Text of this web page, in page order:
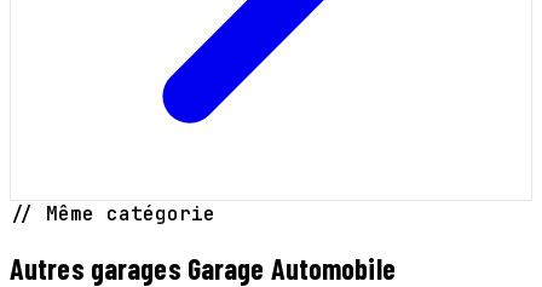
// Même catégorie
Autres garages Garage Automobile